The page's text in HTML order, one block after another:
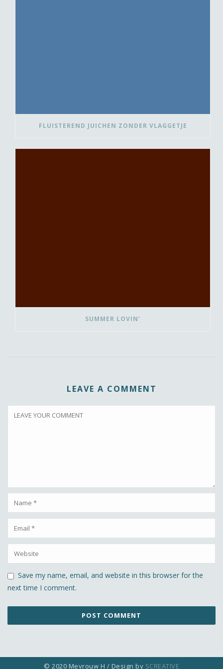
FLUISTEREND JUICHEN ZONDER VLAGGETJE
SUMMER LOVIN’
LEAVE A COMMENT
Save my name, email, and website in this browser for the
next time I comment.
© 2020 Mevrouw H / Design by SCREATIVE